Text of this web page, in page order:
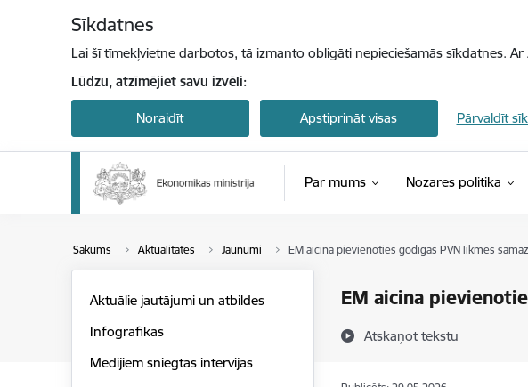
Sīkdatnes
Lai šī tīmekļvietne darbotos, tā izmanto obligāti nepieciešamās sīkdatnes.
Lūdzu, atzīmējiet savu izvēli:
Noraidīt Apstiprināt visas Pārvaldīt
Par mums Nozares politika
Sākums Aktualitātes Jaunumi EM aicina pievienoties godīgas PVN likmes
EM aicina
Atskaņot tekstu
Aktuālie jautājumi un atbildes
Infografikas
Medijiem sniegtās intervijas